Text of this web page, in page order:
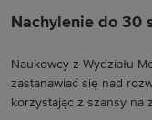
Nachylenie do 30
Naukowcy z Wydziału
zastanawiać się nad
korzystając z szansy na